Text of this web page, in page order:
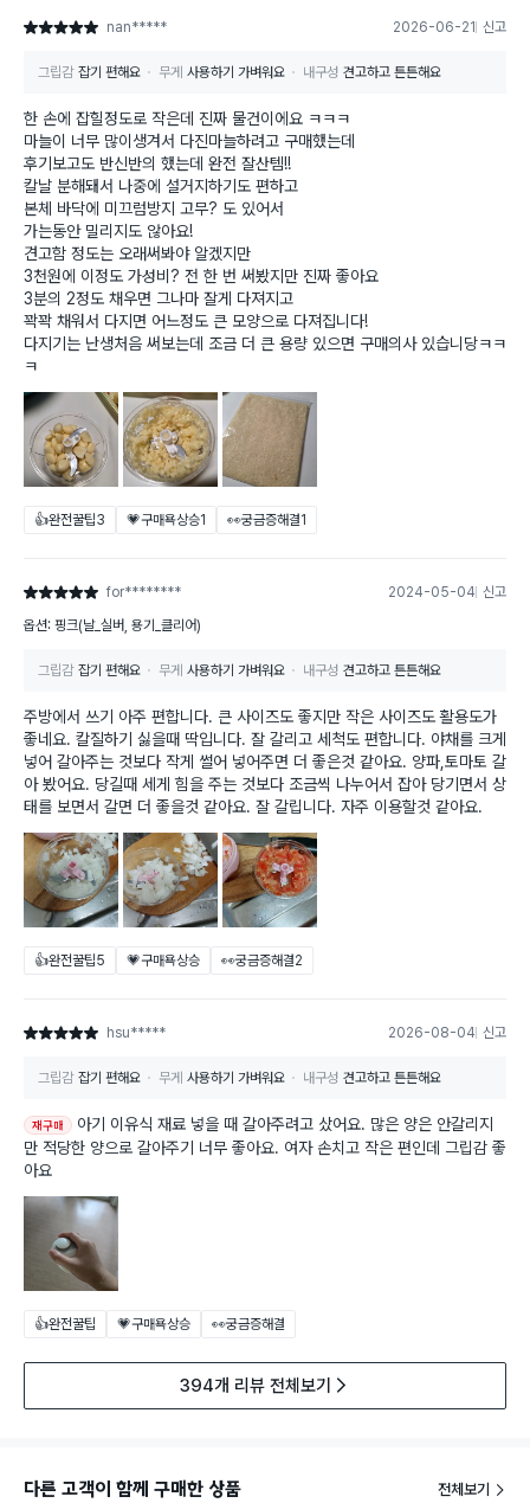
별점 5점 nan***** 2026-06-21 신고
그립감 잡기 편해요 무게 사용하기 가벼워요 내구성 견고하고 튼튼해요
한 손에 잡힐정도로 작은데 진짜 물건이에요 ㅋㅋㅋ
마늘이 너무 많이생겨서 다진마늘하려고 구매했는데
후기보고도 반신반의 했는데 완전 잘산템!!
칼날 분해돼서 나중에 설거지하기도 편하고
본체 바닥에 미끄럼방지 고무? 도 있어서
가는동안 밀리지도 않아요!
견고함 정도는 오래써봐야 알겠지만
3천원에 이정도 가성비? 전 한 번 써봤지만 진짜 좋아요
3분의 2정도 채우면 그나마 잘게 다져지고
꽉꽉 채워서 다지면 어느정도 큰 모양으로 다져집니다!
다지기는 난생처음 써보는데 조금 더 큰 용량 있으면 구매의사 있습니당ㅋㅋ
ㅋ
👍완전꿀팁3 💗구매욕상승1 👀궁금증해결1
별점 5점 for******** 2024-05-04 신고
옵션: 핑크(날_실버, 용기_클리어)
그립감 잡기 편해요 무게 사용하기 가벼워요 내구성 견고하고 튼튼해요
주방에서 쓰기 아주 편합니다. 큰 사이즈도 좋지만 작은 사이즈도 활용도가
좋네요. 칼질하기 싫을때 딱입니다. 잘 갈리고 세척도 편합니다. 야채를 크게
넣어 갈아주는 것보다 작게 썰어 넣어주면 더 좋은것 같아요. 양파,토마토 갈
아 봤어요. 당길때 세게 힘을 주는 것보다 조금씩 나누어서 잡아 당기면서 상
태를 보면서 갈면 더 좋을것 같아요. 잘 갈립니다. 자주 이용할것 같아요.
👍완전꿀팁5 💗구매욕상승 👀궁금증해결2
별점 5점 hsu***** 2026-08-04 신고
그립감 잡기 편해요 무게 사용하기 가벼워요 내구성 견고하고 튼튼해요
재구매
아기 이유식 재료 넣을 때 갈아주려고 샀어요. 많은 양은 안갈리지
만 적당한 양으로 갈아주기 너무 좋아요. 여자 손치고 작은 편인데 그립감 좋
아요
👍완전꿀팁 💗구매욕상승 👀궁금증해결
394개 리뷰 전체보기
다른 고객이 함께 구매한 상품 전체보기